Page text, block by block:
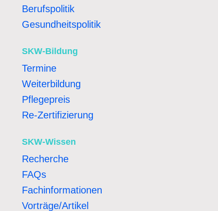
Berufspolitik
Gesundheitspolitik
SKW-Bildung
Termine
Weiterbildung
Pflegepreis
Re-Zertifizierung
SKW-Wissen
Recherche
FAQs
Fachinformationen
Vorträge/Artikel